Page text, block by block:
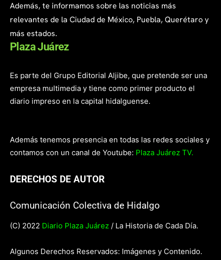
Además, te informamos sobre las noticias más
relevantes de la Ciudad de México, Puebla, Querétaro y
más estados.
Plaza Juárez
Es parte del Grupo Editorial Aljibe, que pretende ser una
empresa multimedia y tiene como primer producto el
diario impreso en la capital hidalguense.
Además tenemos presencia en todas las redes sociales y
contamos con un canal de Youtube: Plaza Juárez TV.
DERECHOS DE AUTOR
Comunicación Colectiva de Hidalgo
(C) 2022 Diario Plaza Juárez / La Historia de Cada Día.
Algunos Derechos Reservados: Imágenes y Contenido.